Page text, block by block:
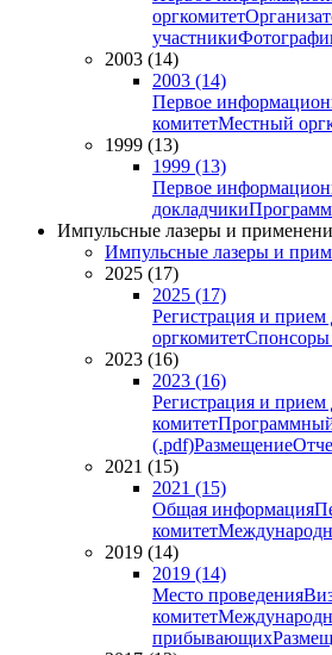
оргкомитет
участники
2003 (14)
2003 (14)
Первое
комитетМестный
1999 (13)
1999 (13)
Первое
докладчики
Импульсные лазеры и
Импульсные лазеры и
2025 (17)
2025 (17)
Регистрация и прием
оргкомитетСпонсоры
2023 (16)
2023 (16)
Регистрация и прием
комитет
(.pdf)Размещение
2021 (15)
2021 (15)
Общая информация
комитет
2019 (14)
2019 (14)
Место проведения
комитет
прибывающих